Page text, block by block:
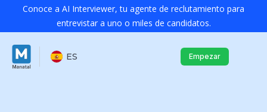
Conoce a AI Interviewer, tu agente de reclutamiento para
entrevistar a uno o miles de candidatos.
ES Empezar